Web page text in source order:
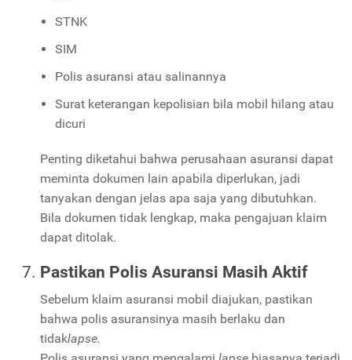
STNK
SIM
Polis asuransi atau salinannya
Surat keterangan kepolisian bila mobil hilang atau
dicuri
Penting diketahui bahwa perusahaan asuransi dapat
meminta dokumen lain apabila diperlukan, jadi
tanyakan dengan jelas apa saja yang dibutuhkan.
Bila dokumen tidak lengkap, maka pengajuan klaim
dapat ditolak.
Pastikan Polis Asuransi Masih Aktif
Sebelum klaim asuransi mobil diajukan, pastikan
bahwa polis asuransinya masih berlaku dan
tidaklapse.